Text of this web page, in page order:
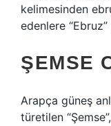
kelimesinden
edenlere
ŞEMSE
Arapça güneş
türetilen